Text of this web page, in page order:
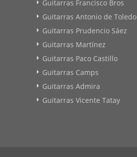
Guitarras Francisco Bros
Guitarras Antonio de Toledo
Guitarras Prudencio Sáez
Guitarras Martínez
Guitarras Paco Castillo
Guitarras Camps
Guitarras Admira
Guitarras Vicente Tatay